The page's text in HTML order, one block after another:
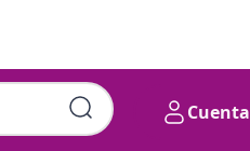
Cuenta